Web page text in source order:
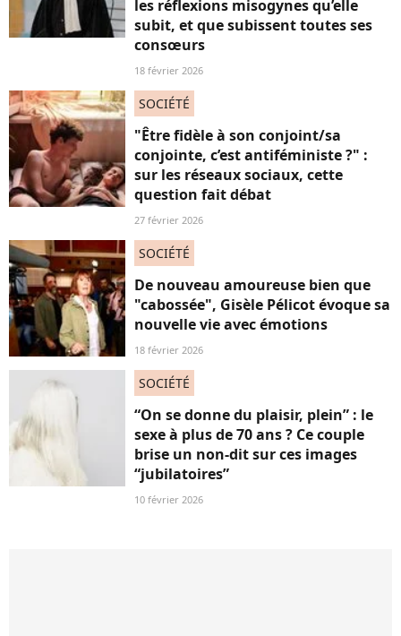
les réflexions misogynes qu’elle
subit, et que subissent toutes ses
consœurs
18 février 2026
SOCIÉTÉ
"Être fidèle à son conjoint/sa
conjointe, c’est antiféministe ?" :
sur les réseaux sociaux, cette
question fait débat
27 février 2026
SOCIÉTÉ
De nouveau amoureuse bien que
"cabossée", Gisèle Pélicot évoque sa
nouvelle vie avec émotions
18 février 2026
SOCIÉTÉ
“On se donne du plaisir, plein” : le
sexe à plus de 70 ans ? Ce couple
brise un non-dit sur ces images
“jubilatoires”
10 février 2026